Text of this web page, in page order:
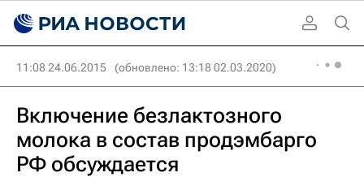
11:08 24.06.2015 (обновлено: 13:18 02.03.2020)
Включение безлактозного
молока в состав продэмбарго
РФ обсуждается